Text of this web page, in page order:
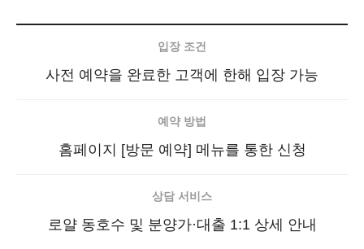
입장 조건
사전 예약을 완료한 고객에 한해 입장 가능
예약 방법
홈페이지 [방문 예약] 메뉴를 통한 신청
상담 서비스
로얄 동호수 및 분양가·대출 1:1 상세 안내